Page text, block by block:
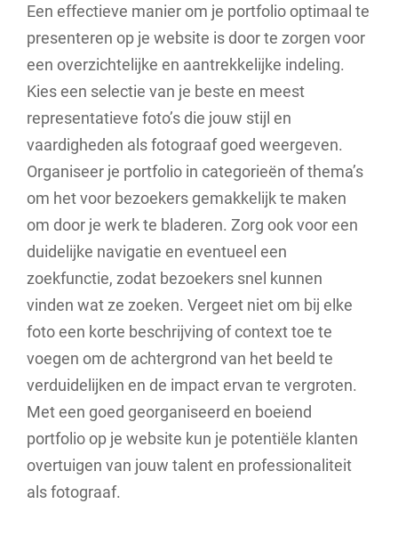
Een effectieve manier om je portfolio optimaal te
presenteren op je website is door te zorgen voor
een overzichtelijke en aantrekkelijke indeling.
Kies een selectie van je beste en meest
representatieve foto’s die jouw stijl en
vaardigheden als fotograaf goed weergeven.
Organiseer je portfolio in categorieën of thema’s
om het voor bezoekers gemakkelijk te maken
om door je werk te bladeren. Zorg ook voor een
duidelijke navigatie en eventueel een
zoekfunctie, zodat bezoekers snel kunnen
vinden wat ze zoeken. Vergeet niet om bij elke
foto een korte beschrijving of context toe te
voegen om de achtergrond van het beeld te
verduidelijken en de impact ervan te vergroten.
Met een goed georganiseerd en boeiend
portfolio op je website kun je potentiële klanten
overtuigen van jouw talent en professionaliteit
als fotograaf.